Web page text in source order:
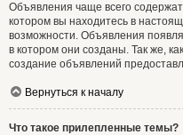
Объявления чаще всего
котором вы находитесь в
возможности. Объявления
в котором они созданы. Так же,
создание объявлений
Вернуться к началу
Что такое прилепленные темы?